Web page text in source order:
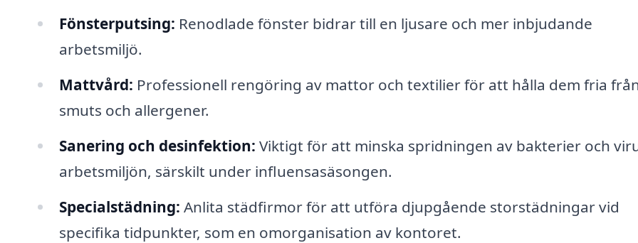
Fönsterputsing: Renodlade fönster bidrar till en ljusare och mer inbjudande
arbetsmiljö.
Mattvård: Professionell rengöring av mattor och textilier för att hålla dem fria
smuts och allergener.
Sanering och desinfektion: Viktigt för att minska spridningen av bakterier och
arbetsmiljön, särskilt under influensasäsongen.
Specialstädning: Anlita städfirmor för att utföra djupgående storstädningar vid
specifika tidpunkter, som en omorganisation av kontoret.